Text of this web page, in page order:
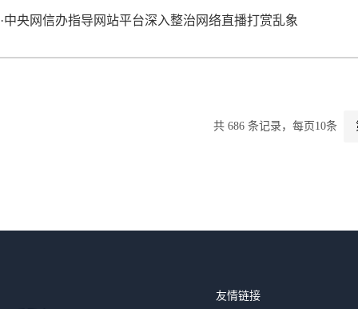
·中央网信办指导网站平台深入整治网络直播打赏乱象
共 686 条记录，每页10条
友情链接